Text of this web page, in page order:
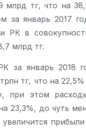
млрд тг, что на
за январь 2017
РК в
млрд тг.
за январь 2018
тг, что на
при этом
23,3%, до чуть
увеличится